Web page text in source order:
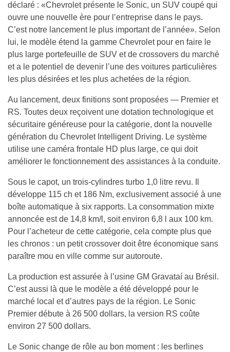
déclaré : «Chevrolet présente le Sonic, un SUV coupé qui
ouvre une nouvelle ère pour l’entreprise dans le pays.
C’est notre lancement le plus important de l’année». Selon
lui, le modèle étend la gamme Chevrolet pour en faire le
plus large portefeuille de SUV et de crossovers du marché
et a le potentiel de devenir l’une des voitures particulières
les plus désirées et les plus achetées de la région.
Au lancement, deux finitions sont proposées — Premier et
RS. Toutes deux reçoivent une dotation technologique et
sécuritaire généreuse pour la catégorie, dont la nouvelle
génération du Chevrolet Intelligent Driving. Le système
utilise une caméra frontale HD plus large, ce qui doit
améliorer le fonctionnement des assistances à la conduite.
Sous le capot, un trois-cylindres turbo 1,0 litre revu. Il
développe 115 ch et 186 Nm, exclusivement associé à une
boîte automatique à six rapports. La consommation mixte
annoncée est de 14,8 km/l, soit environ 6,8 l aux 100 km.
Pour l’acheteur de cette catégorie, cela compte plus que
les chronos : un petit crossover doit être économique sans
paraître mou en ville comme sur autoroute.
La production est assurée à l’usine GM Gravataí au Brésil.
C’est aussi là que le modèle a été développé pour le
marché local et d’autres pays de la région. Le Sonic
Premier débute à 26 500 dollars, la version RS coûte
environ 27 500 dollars.
Le Sonic change de rôle au bon moment : les berlines